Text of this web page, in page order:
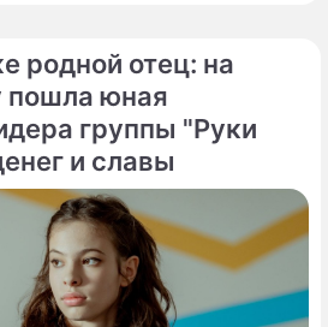
медиа" Александр Жаров
и крайне острый
родной отец: на
пошла юная
группы "Руки
и славы